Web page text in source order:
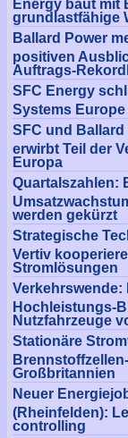
Energy baut mit
grundlastfähige
Ballard Power
positiven
Auftrags-
SFC Energy
Systems
SFC und
erwirbt Teil der
Europa
Quartalszahlen:
werden gekürzt
Strategische
Vertiv
Stromlösungen
Verkehrswende:
Hochleistungs-
Nutzfahrzeuge
Stationäre
Großbritannien
Neuer
(Rheinfelden):
controlling